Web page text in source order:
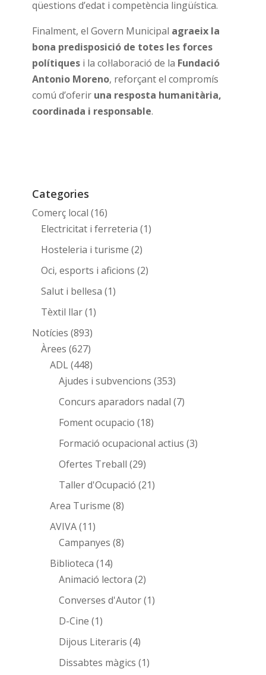
qüestions d’edat i competència lingüística.
Finalment, el Govern Municipal agraeix la
bona predisposició de totes les forces
polítiquesi la col·laboració de la Fundació
Antonio Moreno, reforçant el compromís
comú d’oferir una resposta humanitària,
coordinada i responsable.
Categories
Comerç local (16)
Electricitat i ferreteria (1)
Hosteleria i turisme (2)
Oci, esports i aficions (2)
Salut i bellesa (1)
Tèxtil llar(1)
Notícies (893)
Àrees (627)
ADL(448)
Ajudes i subvencions (353)
Concurs aparadors nadal (7)
Foment ocupacio (18)
Formació ocupacional actius (3)
Ofertes Treball (29)
Taller d'Ocupació (21)
Area Turisme (8)
AVIVA(11)
Campanyes (8)
Biblioteca (14)
Animació lectora (2)
Converses d'Autor(1)
D-Cine (1)
Dijous Literaris (4)
Dissabtes màgics (1)